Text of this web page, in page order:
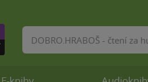
Vyhledávání